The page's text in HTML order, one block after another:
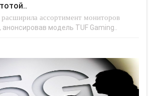
ассортимент мониторов
анонсировав модель TUF Gaming..